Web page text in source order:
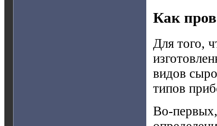
Как
Для того,
видов
типов
Во-